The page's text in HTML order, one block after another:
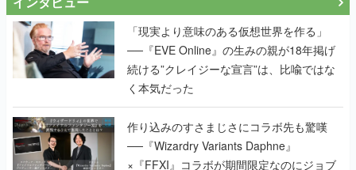
「現実より意味のある仮想世界を作る」
──『EVE Online』の生みの親が18年掲げ
続ける”クレイジーな宣言”は、比喩ではな
く本気だった
作り込みのすさまじさにコラボ先も驚嘆
──『Wizardry Variants Daphne』
×『FFXI』コラボが期間限定なのにジョブ